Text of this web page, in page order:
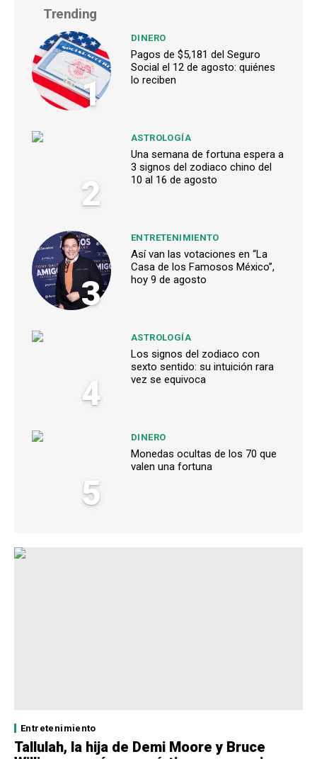
Trending
1
DINERO
Pagos de $5,181 del Seguro
Social el 12 de agosto: quiénes
lo reciben
2
ASTROLOGÍA
Una semana de fortuna espera a
3 signos del zodiaco chino del
10 al 16 de agosto
3
ENTRETENIMIENTO
Así van las votaciones en “La
Casa de los Famosos México”,
hoy 9 de agosto
4
ASTROLOGÍA
Los signos del zodiaco con
sexto sentido: su intuición rara
vez se equivoca
5
DINERO
Monedas ocultas de los 70 que
valen una fortuna
Entretenimiento
Tallulah, la hija de Demi Moore y Bruce